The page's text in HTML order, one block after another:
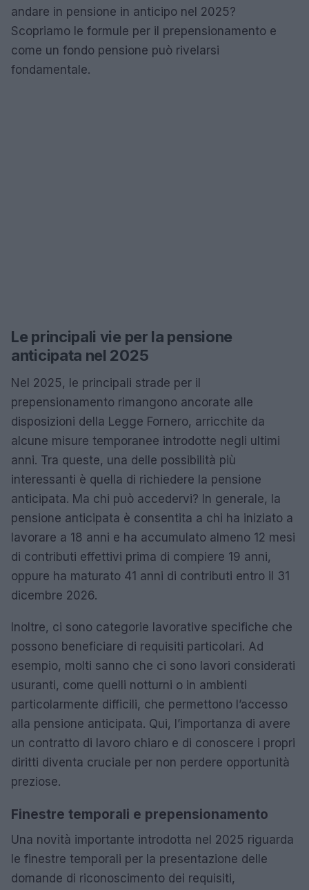
andare in pensione in anticipo nel 2025?
Scopriamo le formule per il prepensionamento e
come un fondo pensione può rivelarsi
fondamentale.
Le principali vie per la pensione
anticipata nel 2025
Nel 2025, le principali strade per il
prepensionamento rimangono ancorate alle
disposizioni della Legge Fornero, arricchite da
alcune misure temporanee introdotte negli ultimi
anni. Tra queste, una delle possibilità più
interessanti è quella di richiedere la pensione
anticipata. Ma chi può accedervi? In generale, la
pensione anticipata è consentita a chi ha iniziato a
lavorare a 18 anni e ha accumulato almeno 12 mesi
di contributi effettivi prima di compiere 19 anni,
oppure ha maturato 41 anni di contributi entro il 31
dicembre 2026.
Inoltre, ci sono categorie lavorative specifiche che
possono beneficiare di requisiti particolari. Ad
esempio, molti sanno che ci sono lavori considerati
usuranti, come quelli notturni o in ambienti
particolarmente difficili, che permettono l’accesso
alla pensione anticipata. Qui, l’importanza di avere
un contratto di lavoro chiaro e di conoscere i propri
diritti diventa cruciale per non perdere opportunità
preziose.
Finestre temporali e prepensionamento
Una novità importante introdotta nel 2025 riguarda
le finestre temporali per la presentazione delle
domande di riconoscimento dei requisiti,